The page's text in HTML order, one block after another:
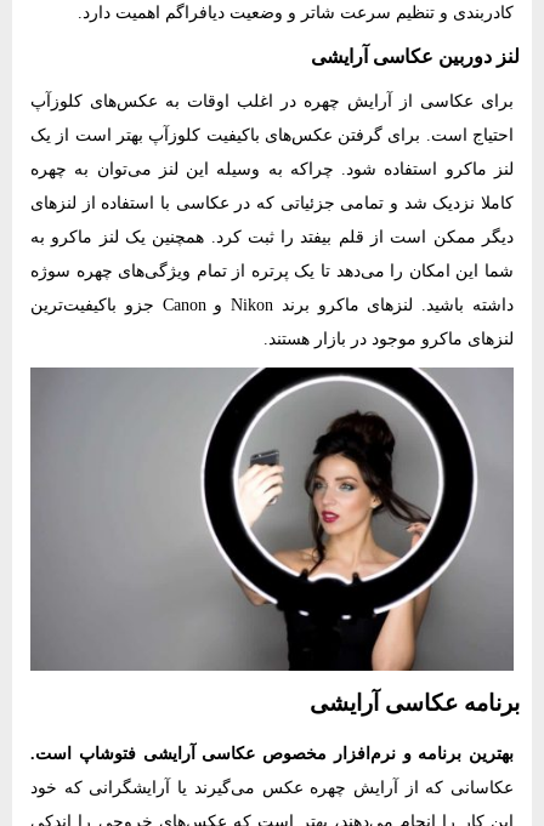
کادربندی و تنظیم سرعت شاتر و وضعیت دیافراگم اهمیت دارد.
لنز دوربین عکاسی آرایشی
برای عکاسی از آرایش چهره در اغلب اوقات به عکس‌های کلوزآپ
احتیاج است. برای گرفتن عکس‌های باکیفیت کلوزآپ بهتر است از یک
لنز ماکرو استفاده شود. چراکه به وسیله این لنز می‌توان به چهره
کاملا نزدیک شد و تمامی جزئیاتی که در عکاسی با استفاده از لنزهای
دیگر ممکن است از قلم بیفتد را ثبت کرد. همچنین یک لنز ماکرو به
شما این امکان را می‌دهد تا یک پرتره از تمام ویژگی‌های چهره سوژه
داشته باشید. لنزهای ماکرو برند Nikon و Canon جزو باکیفیت‌ترین
لنزهای ماکرو موجود در بازار هستند.
برنامه عکاسی آرایشی
بهترین برنامه و نرم‌افزار مخصوص عکاسی آرایشی فتوشاپ است.
عکاسانی که از آرایش چهره عکس می‌گیرند یا آرایشگرانی که خود
این کار را انجام می‌دهند، بهتر است که عکس‌های خروجی را اندکی